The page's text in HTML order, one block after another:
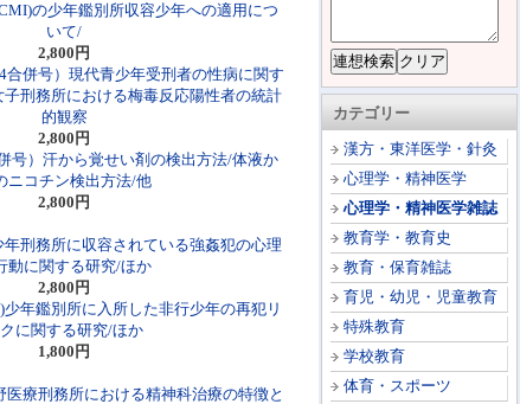
カテゴリー
漢方・東洋医学・針灸
心理学・精神医学
心理学・精神医学雑誌
教育学・教育史
教育・保育雑誌
育児・幼児・児童教育
特殊教育
学校教育
体育・スポーツ
の少年鑑別所収容少年への適用につ
いて/
2,800円
合併号）現代青少年受刑者の性病に関す
刑務所における梅毒反応陽性者の統計
的観察
2,800円
号）汗から覚せい剤の検出方法/体液か
ニコチン検出方法/他
2,800円
刑務所に収容されている強姦犯の心理
動に関する研究/ほか
2,800円
年鑑別所に入所した非行少年の再犯リ
に関する研究/ほか
1,800円
療刑務所における精神科治療の特徴と